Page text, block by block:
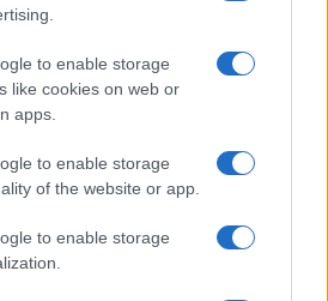
to enable storage
like cookies on web or
apps.
to enable storage
of the website or app.
to enable storage
dollar: grondstoffen onder druk